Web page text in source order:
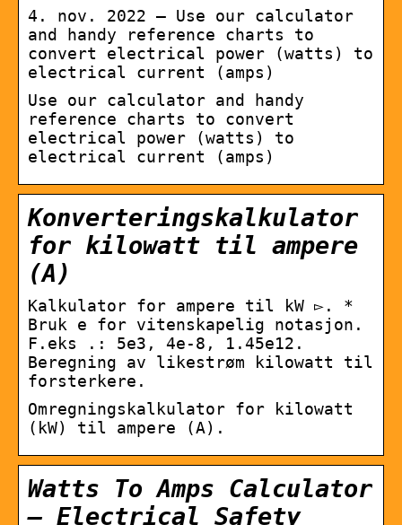
4. nov. 2022 — Use our calculator
and handy reference charts to
convert electrical power (watts) to
electrical current (amps)
Use our calculator and handy
reference charts to convert
electrical power (watts) to
electrical current (amps)
Konverteringskalkulator
for kilowatt til ampere
(A)
Kalkulator for ampere til kW ▻. *
Bruk e for vitenskapelig notasjon.
F.eks .: 5e3, 4e-8, 1.45e12.
Beregning av likestrøm kilowatt til
forsterkere.
Omregningskalkulator for kilowatt
(kW) til ampere (A).
Watts To Amps Calculator
– Electrical Safety